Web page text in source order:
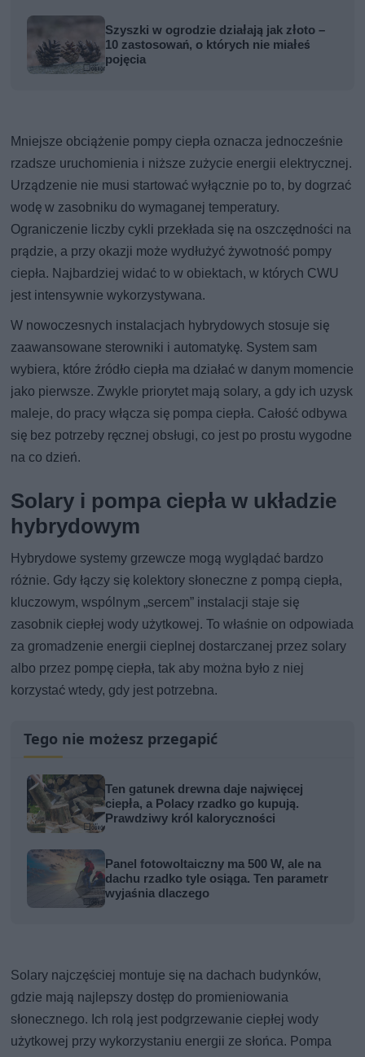
Szyszki w ogrodzie działają jak złoto –
10 zastosowań, o których nie miałeś
pojęcia
Mniejsze obciążenie pompy ciepła oznacza jednocześnie
rzadsze uruchomienia i niższe zużycie energii elektrycznej.
Urządzenie nie musi startować wyłącznie po to, by dogrzać
wodę w zasobniku do wymaganej temperatury.
Ograniczenie liczby cykli przekłada się na oszczędności na
prądzie, a przy okazji może wydłużyć żywotność pompy
ciepła. Najbardziej widać to w obiektach, w których CWU
jest intensywnie wykorzystywana.
W nowoczesnych instalacjach hybrydowych stosuje się
zaawansowane sterowniki i automatykę. System sam
wybiera, które źródło ciepła ma działać w danym momencie
jako pierwsze. Zwykle priorytet mają solary, a gdy ich uzysk
maleje, do pracy włącza się pompa ciepła. Całość odbywa
się bez potrzeby ręcznej obsługi, co jest po prostu wygodne
na co dzień.
Solary i pompa ciepła w układzie
hybrydowym
Hybrydowe systemy grzewcze mogą wyglądać bardzo
różnie. Gdy łączy się kolektory słoneczne z pompą ciepła,
kluczowym, wspólnym „sercem” instalacji staje się
zasobnik ciepłej wody użytkowej. To właśnie on odpowiada
za gromadzenie energii cieplnej dostarczanej przez solary
albo przez pompę ciepła, tak aby można było z niej
korzystać wtedy, gdy jest potrzebna.
Tego nie możesz przegapić
Ten gatunek drewna daje najwięcej
ciepła, a Polacy rzadko go kupują.
Prawdziwy król kaloryczności
Panel fotowoltaiczny ma 500 W, ale na
dachu rzadko tyle osiąga. Ten parametr
wyjaśnia dlaczego
Solary najczęściej montuje się na dachach budynków,
gdzie mają najlepszy dostęp do promieniowania
słonecznego. Ich rolą jest podgrzewanie ciepłej wody
użytkowej przy wykorzystaniu energii ze słońca. Pompa